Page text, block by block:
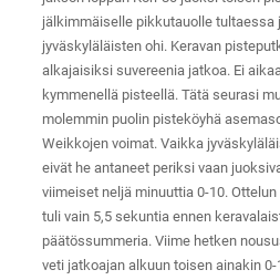
jälkimmäiselle pikkutauolle tultaessa
jyväskyläläisten ohi. Keravan
alkajaisiksi suvereenia jatkoa. Ei
kymmenellä pisteellä. Tätä seurasi
molemmin puolin pisteköyhä
Weikkojen voimat. Vaikka
eivät he antaneet periksi vaan
viimeiset neljä minuuttia 0-10.
tuli vain 5,5 sekuntia ennen
päätössummeria. Viime hetken
veti jatkoajan alkuun toisen ainakin